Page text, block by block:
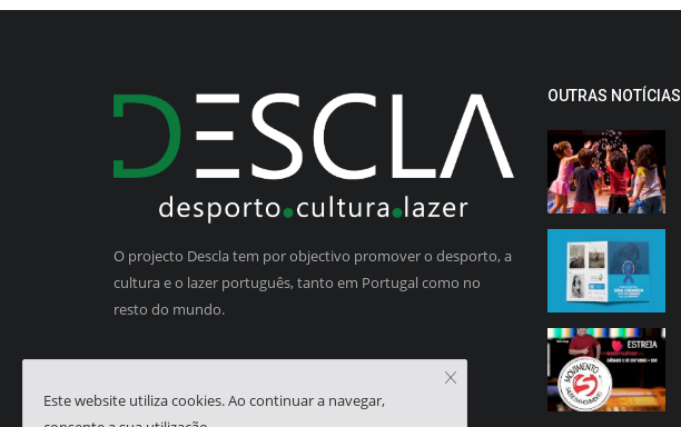
O projecto Descla tem por objectivo promover o desporto, a
cultura e o lazer português, tanto em Portugal como no
resto do mundo.
OUTRAS NOTÍCIAS
Este website utiliza cookies. Ao continuar a navegar,